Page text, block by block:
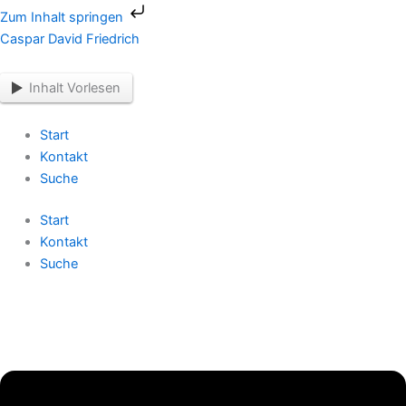
Zum Inhalt springen
Zum
Inhalt
Caspar David Friedrich
Inhalt Vorlesen
Start
Kontakt
Suche
Start
Kontakt
Suche
Menü
Menü